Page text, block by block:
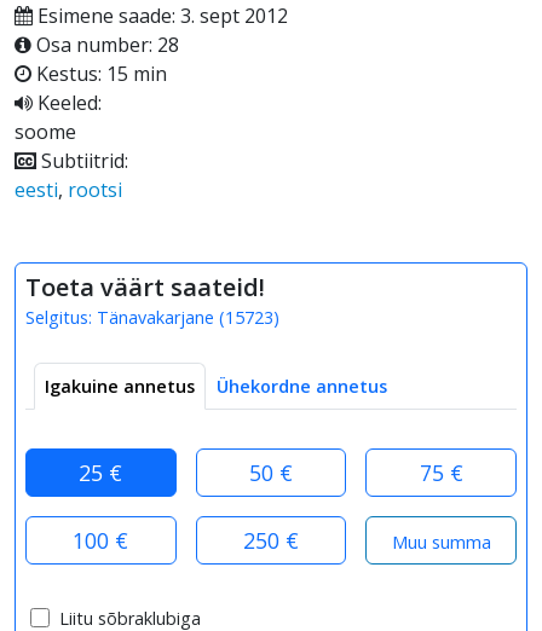
Esimene saade: 3. sept 2012
Osa number: 28
Kestus: 15 min
Keeled:
soome
Subtiitrid:
eesti, rootsi
Toeta väärt saateid!
Selgitus: Tänavakarjane (15723)
Igakuine annetus Ühekordne annetus
25 € 50 € 75 €
100 € 250 €
Liitu sõbraklubiga